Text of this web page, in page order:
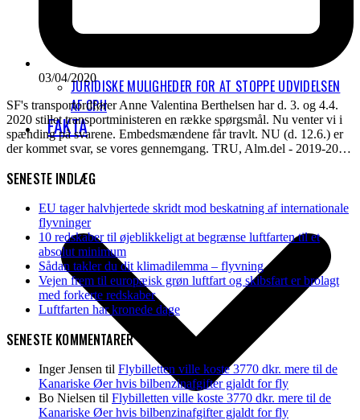
JURIDISKE MULIGHEDER FOR AT STOPPE UDVIDELSEN
AF CPH
FAKTA
03/04/2020
SF's transportordfører Anne Valentina Berthelsen har d. 3. og 4.4.
2020 stillet transportministeren en række spørgsmål. Nu venter vi i
spænding på svarene. Embedsmændene får travlt. NU (d. 12.6.) er
der kommet svar, se vores gennemgang. TRU, Alm.del - 2019-20…
SENESTE INDLÆG
EU tager halvhjertede skridt mod beskatning af internationale
flyvninger
10 redskaber til øjeblikkeligt at begrænse luftfarten til et
absolut minimum
Sådan takler du dit klimadilemma – flyvning
Vejen frem til europæisk grøn luftfart og skibsfart er brolagt
med forkerte redskaber
Luftfarten har kronede dage
SENESTE KOMMENTARER
Inger Jensen til Flybilletten ville koste 3770 dkr. mere til de
Kanariske Øer hvis bilbenzinafgifter gjaldt for fly
Bo Nielsen til Flybilletten ville koste 3770 dkr. mere til de
Kanariske Øer hvis bilbenzinafgifter gjaldt for fly